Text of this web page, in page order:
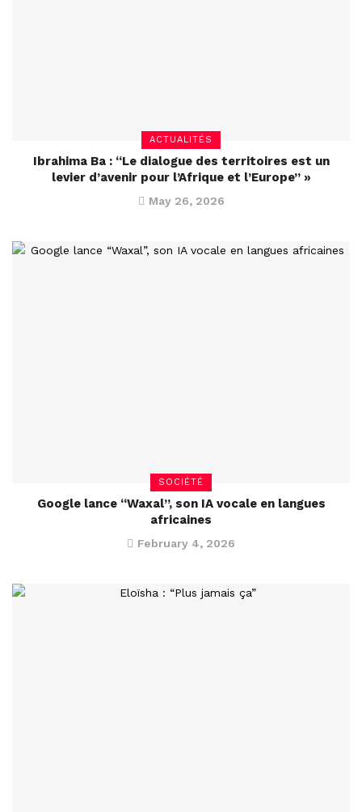
ACTUALITÉS
Ibrahima Ba : “Le dialogue des territoires est un
levier d’avenir pour l’Afrique et l’Europe” »
May 26, 2026
SOCIÉTÉ
Google lance “Waxal”, son IA vocale en langues
africaines
February 4, 2026